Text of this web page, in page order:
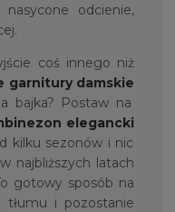
nasycone odcienie,
coś innego niż
garnitury damskie
bajka? Postaw na
elegancki
kilku sezonów i nic
najbliższych latach
gotowy sposób na
tłumu i pozostanie